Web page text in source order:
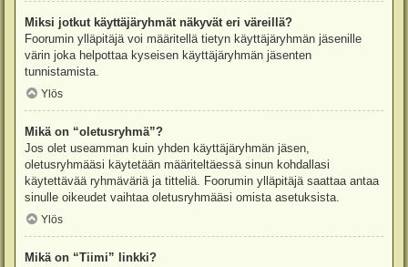
Miksi jotkut käyttäjäryhmät näkyvät eri väreillä?
Foorumin ylläpitäjä voi määritellä tietyn käyttäjäryhmän jäsenille
värin joka helpottaa kyseisen käyttäjäryhmän jäsenten
tunnistamista.
Ylös
Mikä on “oletusryhmä”?
Jos olet useamman kuin yhden käyttäjäryhmän jäsen,
oletusryhmääsi käytetään määriteltäessä sinun kohdallasi
käytettävää ryhmäväriä ja titteliä. Foorumin ylläpitäjä saattaa antaa
sinulle oikeudet vaihtaa oletusryhmääsi omista asetuksista.
Ylös
Mikä on “Tiimi” linkki?